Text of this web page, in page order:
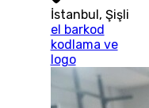
İstanbul, Şişli
el barkod
kodlama ve
logo